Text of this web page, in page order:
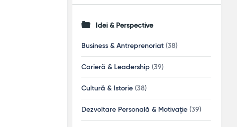
Idei & Perspective
Business & Antreprenoriat (38)
Carieră & Leadership (39)
Cultură & Istorie (38)
Dezvoltare Personală & Motivație (39)